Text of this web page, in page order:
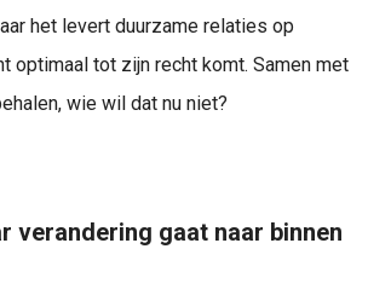
het levert duurzame relaties op
optimaal tot zijn recht komt. Samen met
wie wil dat nu niet?
verandering gaat naar binnen